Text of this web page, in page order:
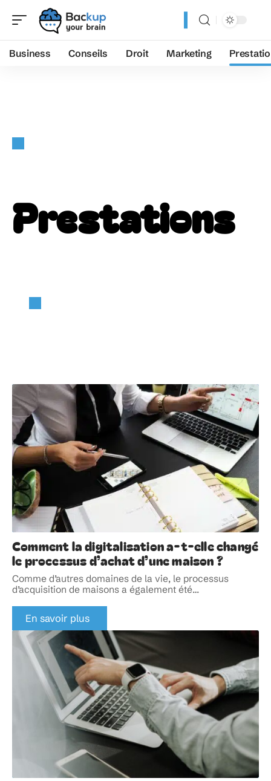
Business Conseils Droit Marketing
Prestations
Comment la digitalisation a-t-elle changé
le processus d’achat d’une maison ?
Comme d’autres domaines de la vie, le processus
d’acquisition de maisons a également été…
En savoir plus